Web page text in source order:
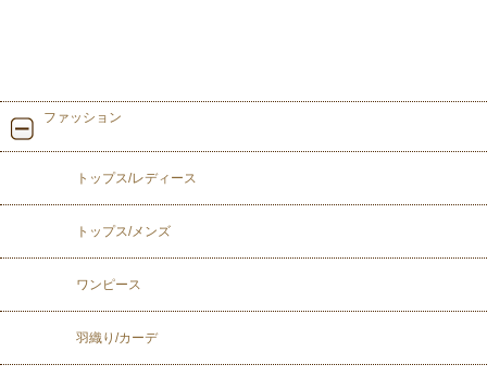
ファッション
トップス/レディース
トップス/メンズ
ワンピース
羽織り/カーデ